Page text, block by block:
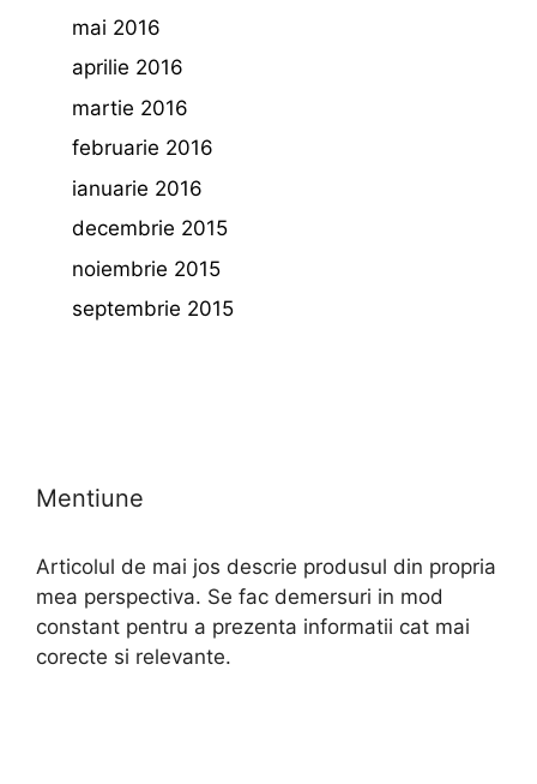
mai 2016
aprilie 2016
martie 2016
februarie 2016
ianuarie 2016
decembrie 2015
noiembrie 2015
septembrie 2015
Mentiune
Articolul de mai jos descrie produsul din propria
mea perspectiva. Se fac demersuri in mod
constant pentru a prezenta informatii cat mai
corecte si relevante.